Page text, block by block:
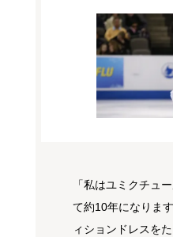
「私はユミクチュ
て約10年になりま
ィションドレスを